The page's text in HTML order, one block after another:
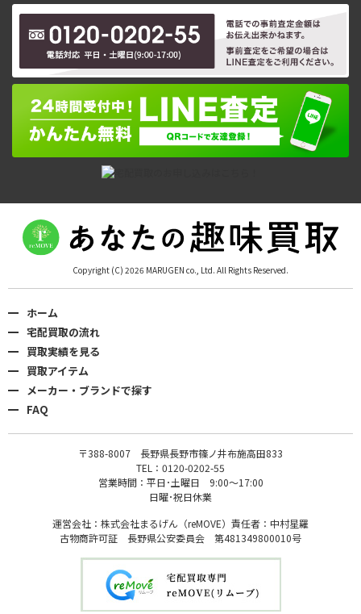
Copyright (C) 2026 MARUGEN co., Ltd. All Rights Reserved.
ホーム
宅配買取の流れ
買取実績を見る
買取アイテム
メーカー・ブランドで探す
FAQ
〒388-8007 長野県長野市篠ノ井布施高田833
TEL：0120-0202-55
営業時間：平日･土曜日 9:00〜17:00
日曜･祝日休業
運営会社：株式会社まるげん（reMOVE）責任者：中村星羅
古物商許可証 長野県公安委員会 第481349800010号